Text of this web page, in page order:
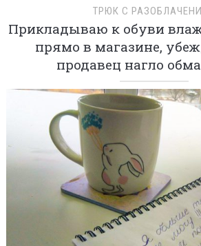
ТРЮК С
Прикладываю к обуви
прямо в магазине,
продавец нагло